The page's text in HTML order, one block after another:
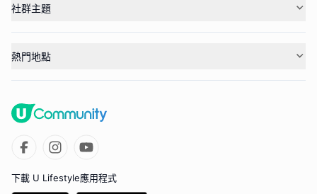
社群主題
熱門地點
下載 U Lifestyle應用程式